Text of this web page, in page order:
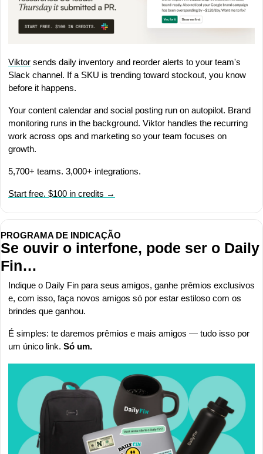
Viktor sends daily inventory and reorder alerts to your team's
Slack channel. If a SKU is trending toward stockout, you know
before it happens.
Your content calendar and social posting run on autopilot. Brand
monitoring runs in the background. Viktor handles the recurring
work across ops and marketing so your team focuses on
growth.
5,700+ teams. 3,000+ integrations.
Start free. $100 in credits →
PROGRAMA DE INDICAÇÃO
Se ouvir o interfone, pode ser o Daily
Fin…
Indique o Daily Fin para seus amigos, ganhe prêmios exclusivos
e, com isso, faça novos amigos só por estar estiloso com os
brindes que ganhou.
É simples: te daremos prêmios e mais amigos — tudo isso por
um único link. Só um.